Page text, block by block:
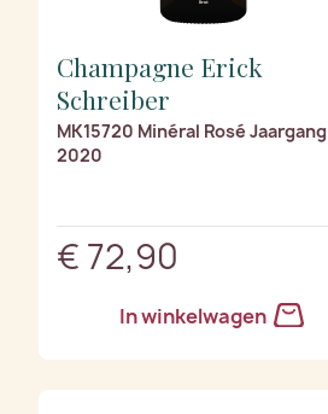
Champagne Erick
Schreiber
MK15720 Minéral Rosé Jaargang
2020
€ 72,90
In winkelwagen